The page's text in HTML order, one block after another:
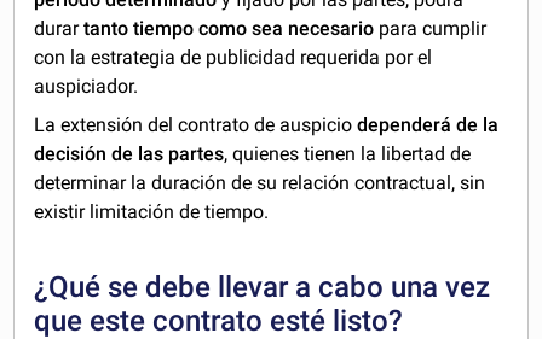
durartanto tiempo como sea necesario para cumplir
con la estrategia de publicidad requerida por el
auspiciador.
La extensión del contrato de auspiciodependerá de la
decisión de las partes, quienes tienen la libertad de
determinar la duración de su relación contractual, sin
existir limitación de tiempo.
¿Qué se debe llevar a cabo una vez
que este contrato esté listo?